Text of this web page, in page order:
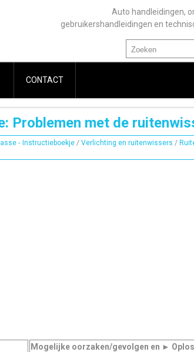
Auto handleidingen,
gebruikershandleidingen en
CONTACT
Problemen met de
- Instructieboekje/ Verlichting en ruitenwissers /
Mogelijke oorzaken/gevolgen en ►